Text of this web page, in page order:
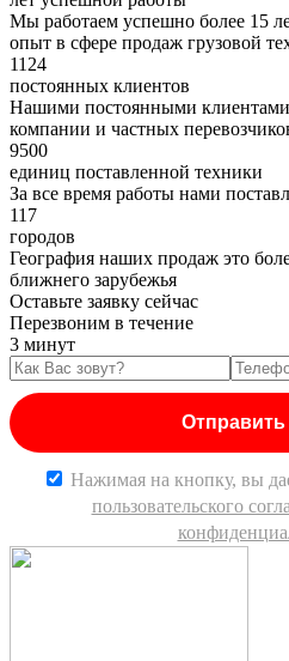
Мы работаем успешно более 15
опыт в сфере продаж грузовой
1124
постоянных клиентов
Нашими постоянными клиентами
компании и частных
9500
единиц поставленной техники
За все время работы нами
117
городов
География наших продаж это
ближнего зарубежья
Оставьте заявку сейчас
Перезвоним в течение
3 минут
Нажимая на кнопку, вы
пользовательского